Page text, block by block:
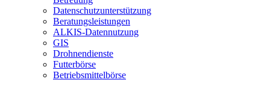
Datenschutzunterstützung
Beratungsleistungen
ALKIS-Datennutzung
GIS
Drohnendienste
Futterbörse
Betriebsmittelbörse